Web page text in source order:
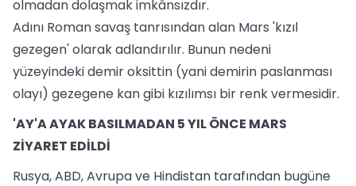
olmadan dolaşmak imkânsızdır.
Adını Roman savaş tanrısından alan Mars 'kızıl
gezegen' olarak adlandırılır. Bunun nedeni
yüzeyindeki demir oksittin (yani demirin paslanması
olayı) gezegene kan gibi kızılımsı bir renk vermesidir.
'AY'A AYAK BASILMADAN 5 YIL ÖNCE MARS
ZİYARET EDİLDİ
Rusya, ABD, Avrupa ve Hindistan tarafından bugüne